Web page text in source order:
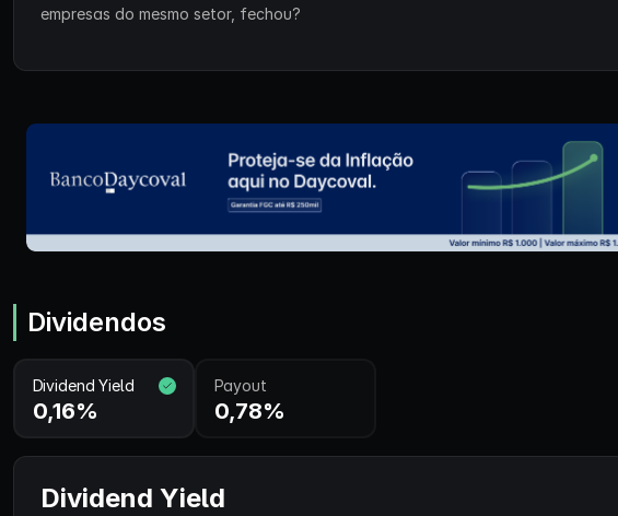
empresas do mesmo setor, fechou?
Dividendos
Dividend Yield
0,16%
Payout
0,78%
Dividend Yield